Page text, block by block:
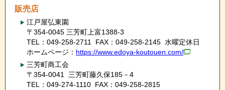
販売店
江戸屋弘東園
〒354-0045 三芳町上富1388-3
TEL：049-258-2711 FAX：049-258-2145 水曜定休日
ホームページ： https://www.edoya-koutouen.com/
三芳町商工会
〒354-0041 三芳町藤久保185－4
TEL：049-274-1110 FAX：049-258-2815